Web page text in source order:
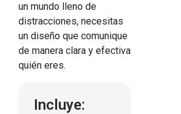
un mundo lleno de
distracciones, necesitas
un diseño que comunique
de manera clara y efectiva
quién eres.
Incluye: